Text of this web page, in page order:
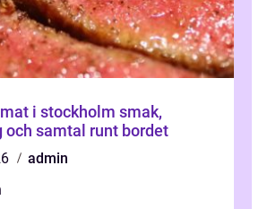
i stockholm smak,
och samtal runt bordet
admin